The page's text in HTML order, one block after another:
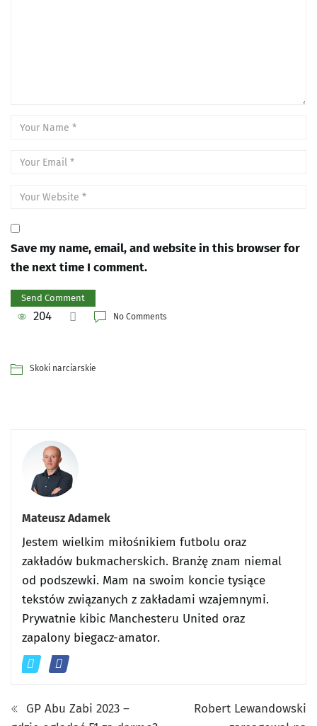
Save my name, email, and website in this browser for
the next time I comment.
204 No Comments
Skoki narciarskie
Mateusz Adamek
Jestem wielkim miłośnikiem futbolu oraz
zakładów bukmacherskich. Branżę znam niemal
od podszewki. Mam na swoim koncie tysiące
tekstów związanych z zakładami wzajemnymi.
Prywatnie kibic Manchesteru United oraz
zapalony biegacz-amator.
GP Abu Zabi 2023 –
Robert Lewandowski